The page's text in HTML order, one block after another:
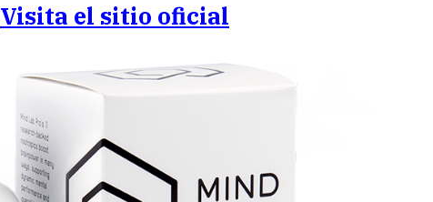
Visita el sitio oficial